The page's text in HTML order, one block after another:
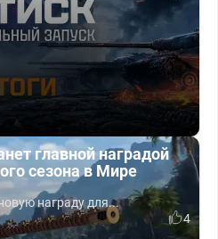
главной наградой
сезона в Мире
награду для...
4